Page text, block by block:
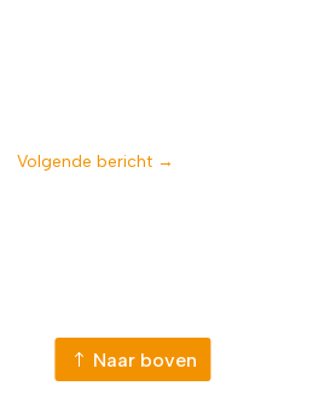
Volgende bericht→
Naar boven